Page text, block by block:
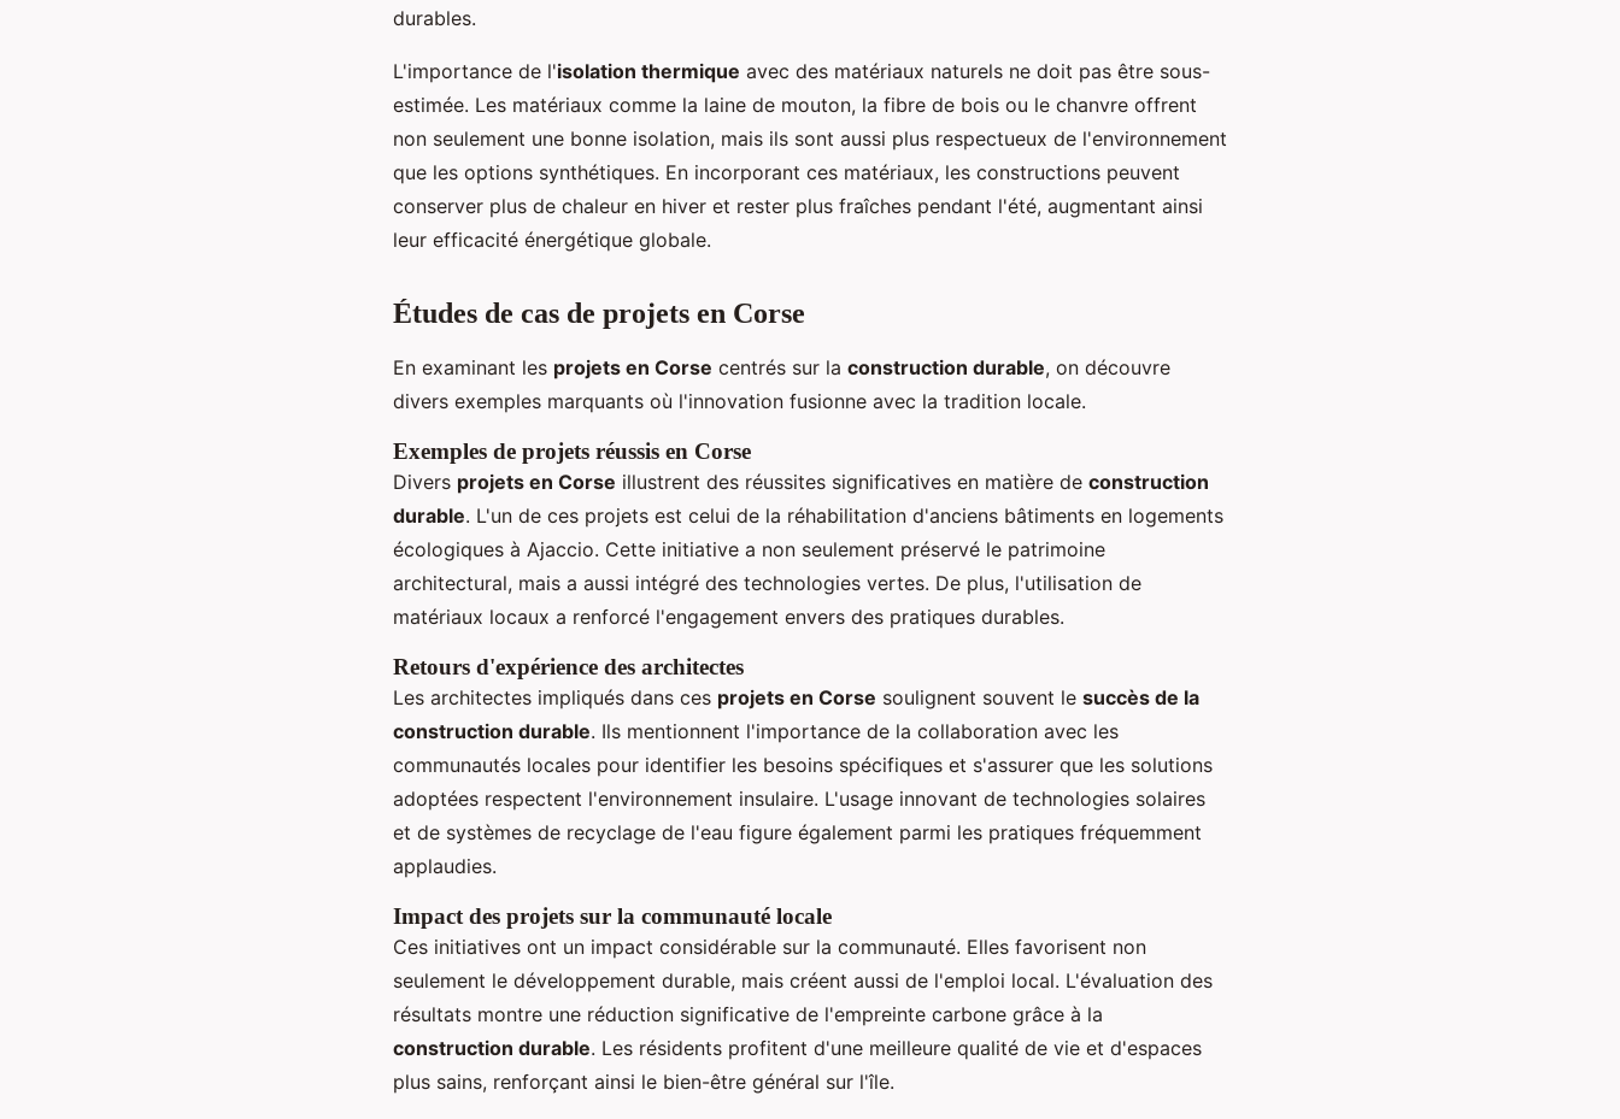
durables.
L'importance de l'isolation thermique avec des matériaux naturels ne doit pas être sous-
estimée. Les matériaux comme la laine de mouton, la fibre de bois ou le chanvre offrent
non seulement une bonne isolation, mais ils sont aussi plus respectueux de l'environnement
que les options synthétiques. En incorporant ces matériaux, les constructions peuvent
conserver plus de chaleur en hiver et rester plus fraîches pendant l'été, augmentant ainsi
leur efficacité énergétique globale.
Études de cas de projets en Corse
En examinant les projets en Corse centrés sur la construction durable, on découvre
divers exemples marquants où l'innovation fusionne avec la tradition locale.
Exemples de projets réussis en Corse
Divers projets en Corse illustrent des réussites significatives en matière de construction
durable. L'un de ces projets est celui de la réhabilitation d'anciens bâtiments en logements
écologiques à Ajaccio. Cette initiative a non seulement préservé le patrimoine
architectural, mais a aussi intégré des technologies vertes. De plus, l'utilisation de
matériaux locaux a renforcé l'engagement envers des pratiques durables.
Retours d'expérience des architectes
Les architectes impliqués dans ces projets en Corse soulignent souvent le succès de la
construction durable. Ils mentionnent l'importance de la collaboration avec les
communautés locales pour identifier les besoins spécifiques et s'assurer que les solutions
adoptées respectent l'environnement insulaire. L'usage innovant de technologies solaires
et de systèmes de recyclage de l'eau figure également parmi les pratiques fréquemment
applaudies.
Impact des projets sur la communauté locale
Ces initiatives ont un impact considérable sur la communauté. Elles favorisent non
seulement le développement durable, mais créent aussi de l'emploi local. L'évaluation des
résultats montre une réduction significative de l'empreinte carbone grâce à la
construction durable. Les résidents profitent d'une meilleure qualité de vie et d'espaces
plus sains, renforçant ainsi le bien-être général sur l'île.